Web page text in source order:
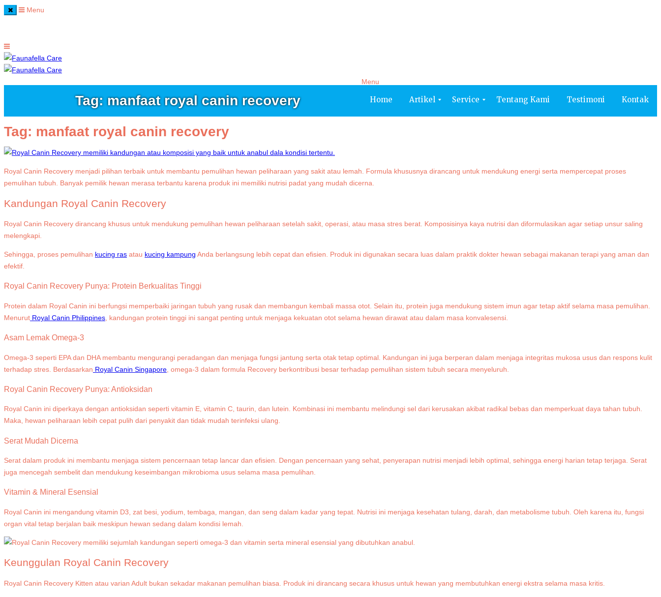
Menu
Menu
Home Artikel Service Tentang Kami Testimoni Kontak
Tag: manfaat royal canin recovery
Tag: manfaat royal canin recovery
Royal Canin Recovery menjadi pilihan terbaik untuk membantu pemulihan hewan peliharaan yang sakit atau lemah. Formula khususnya dirancang untuk mendukung energi serta mempercepat proses
pemulihan tubuh. Banyak pemilik hewan merasa terbantu karena produk ini memiliki nutrisi padat yang mudah dicerna.
Kandungan Royal Canin Recovery
Royal Canin Recovery dirancang khusus untuk mendukung pemulihan hewan peliharaan setelah sakit, operasi, atau masa stres berat. Komposisinya kaya nutrisi dan diformulasikan agar setiap unsur saling
melengkapi.
Sehingga, proses pemulihan kucing ras atau kucing kampung Anda berlangsung lebih cepat dan efisien. Produk ini digunakan secara luas dalam praktik dokter hewan sebagai makanan terapi yang aman dan
efektif.
Royal Canin Recovery Punya: Protein Berkualitas Tinggi
Protein dalam Royal Canin ini berfungsi memperbaiki jaringan tubuh yang rusak dan membangun kembali massa otot. Selain itu, protein juga mendukung sistem imun agar tetap aktif selama masa pemulihan.
Menurut Royal Canin Philippines , kandungan protein tinggi ini sangat penting untuk menjaga kekuatan otot selama hewan dirawat atau dalam masa konvalesensi.
Asam Lemak Omega-3
Omega-3 seperti EPA dan DHA membantu mengurangi peradangan dan menjaga fungsi jantung serta otak tetap optimal. Kandungan ini juga berperan dalam menjaga integritas mukosa usus dan respons kulit
terhadap stres. Berdasarkan Royal Canin Singapore , omega-3 dalam formula Recovery berkontribusi besar terhadap pemulihan sistem tubuh secara menyeluruh.
Royal Canin Recovery Punya: Antioksidan
Royal Canin ini diperkaya dengan antioksidan seperti vitamin E, vitamin C, taurin, dan lutein. Kombinasi ini membantu melindungi sel dari kerusakan akibat radikal bebas dan memperkuat daya tahan tubuh.
Maka, hewan peliharaan lebih cepat pulih dari penyakit dan tidak mudah terinfeksi ulang.
Serat Mudah Dicerna
Serat dalam produk ini membantu menjaga sistem pencernaan tetap lancar dan efisien. Dengan pencernaan yang sehat, penyerapan nutrisi menjadi lebih optimal, sehingga energi harian tetap terjaga. Serat
juga mencegah sembelit dan mendukung keseimbangan mikrobioma usus selama masa pemulihan.
Vitamin & Mineral Esensial
Royal Canin ini mengandung vitamin D3, zat besi, yodium, tembaga, mangan, dan seng dalam kadar yang tepat. Nutrisi ini menjaga kesehatan tulang, darah, dan metabolisme tubuh. Oleh karena itu, fungsi
organ vital tetap berjalan baik meskipun hewan sedang dalam kondisi lemah.
Keunggulan Royal Canin Recovery
Royal Canin Recovery Kitten atau varian Adult bukan sekadar makanan pemulihan biasa. Produk ini dirancang secara khusus untuk hewan yang membutuhkan energi ekstra selama masa kritis.